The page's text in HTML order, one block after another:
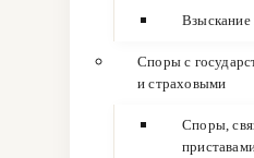
Взыскание
Споры с
и страховыми
Споры,